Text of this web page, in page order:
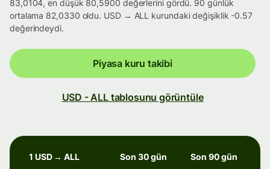
83,0104, en düşük 80,5900 değerlerini gördü. 90 günlük
ortalama 82,0330 oldu. USD → ALL kurundaki değişiklik -0.57
değerindeydi.
Piyasa kuru takibi
USD - ALL tablosunu görüntüle
1 USD → ALL Son 30 gün Son 90 gün